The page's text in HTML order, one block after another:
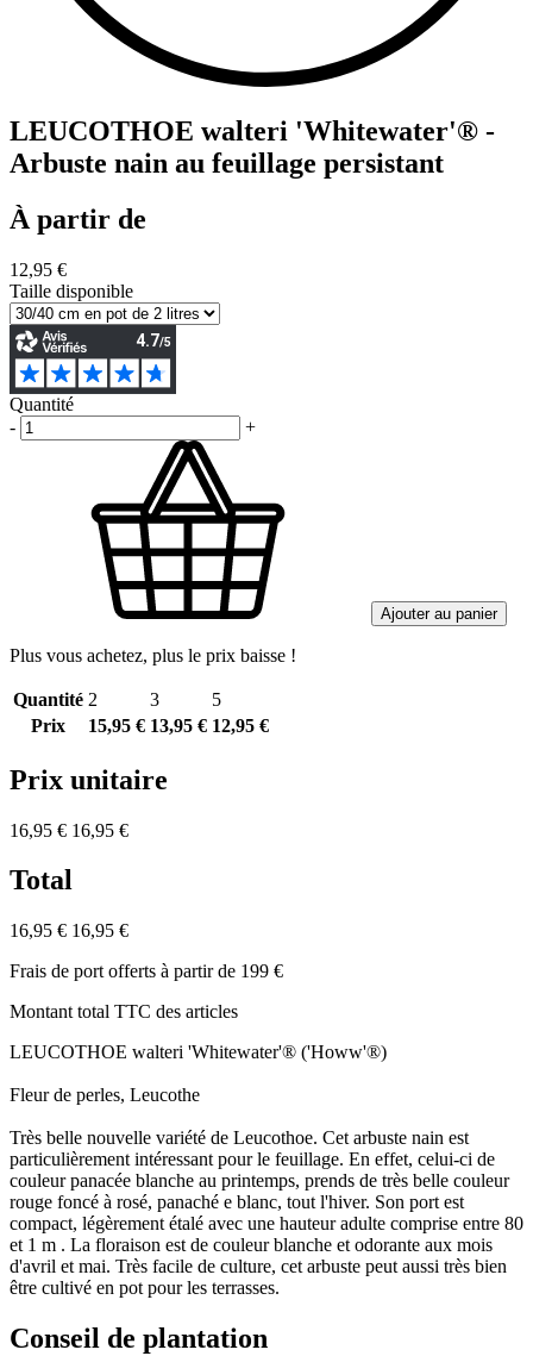
LEUCOTHOE walteri 'Whitewater'® -
Arbuste nain au feuillage persistant
À partir de
12,95 €
Taille disponible
Quantité
-
+
Ajouter au panier
Plus vous achetez, plus le prix baisse !
Quantité 2 3
5
Prix
15,95 € 13,95 € 12,95 €
Prix unitaire
16,95 € 16,95 €
Total
16,95 € 16,95 €
Frais de port offerts à partir de 199 €
Montant total TTC des articles
LEUCOTHOE walteri 'Whitewater'® ('Howw'®)
Fleur de perles, Leucothe
Très belle nouvelle variété de Leucothoe. Cet arbuste nain est
particulièrement intéressant pour le feuillage. En effet, celui-ci de
couleur panacée blanche au printemps, prends de très belle couleur
rouge foncé à rosé, panaché e blanc, tout l'hiver. Son port est
compact, légèrement étalé avec une hauteur adulte comprise entre 80
et 1 m . La floraison est de couleur blanche et odorante aux mois
d'avril et mai. Très facile de culture, cet arbuste peut aussi très bien
être cultivé en pot pour les terrasses.
Conseil de plantation